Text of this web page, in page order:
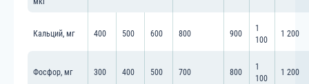
Кальций, мг 400 500 600 800 900
1
100
1 200
Фосфор, мг 300 400 500 700 800
1
100
1 200